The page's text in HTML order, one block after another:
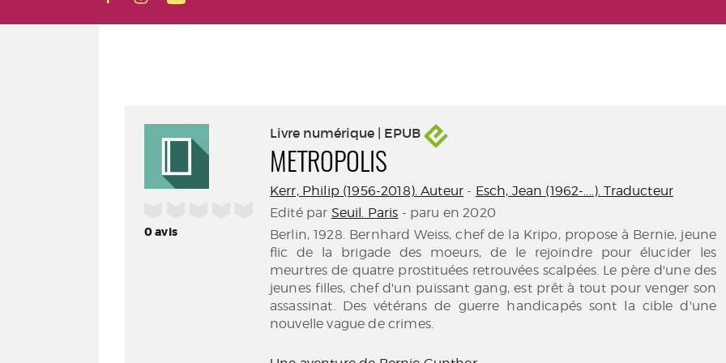
0avis
Livre numérique | EPUB
METROPOLIS
Kerr, Philip (1956-2018). Auteur - Esch, Jean (1962-....). Traducteur
Edité par Seuil. Paris - paru en 2020
Berlin, 1928. Bernhard Weiss, chef de la Kripo, propose à Bernie, jeune
flic de la brigade des moeurs, de le rejoindre pour élucider les
meurtres de quatre prostituées retrouvées scalpées. Le père d'une des
jeunes filles, chef d'un puissant gang, est prêt à tout pour venger son
assassinat. Des vétérans de guerre handicapés sont la cible d'une
nouvelle vague de crimes.